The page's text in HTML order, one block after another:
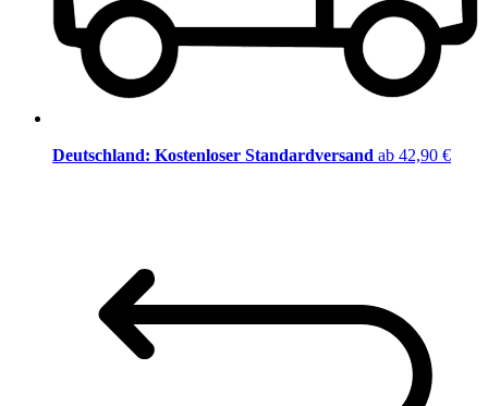
Deutschland: Kostenloser Standardversand ab 42,90 €